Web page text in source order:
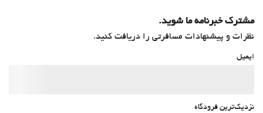
مشترک خبرنامه ما شوید.
نظرات و پیشنهادات مسافرتی را دریافت کنید.
ایمیل
نزدیک‌ترین فرودگاه